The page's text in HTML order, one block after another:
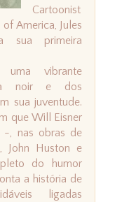
Cartoonist
America, Jules
sua primeira
vibrante
noir e dos
sua juventude.
que Will Eisner
-, nas obras de
John Huston e
do humor
a história de
ligadas